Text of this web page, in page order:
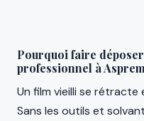
Pourquoi faire
professionnel à
Un film vieilli se
Sans les outils et